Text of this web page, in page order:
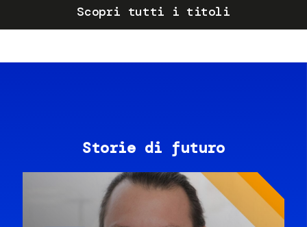
Scopri tutti i titoli
Storie di futuro